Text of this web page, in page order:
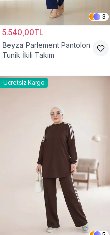
3
5.540,00TL
Beyza Parlement Pantolon
Tunik İkili Takım
Ücretsiz Kargo